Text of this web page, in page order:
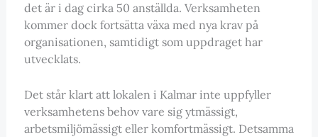
det är i dag cirka 50 anställda. Verksamheten
kommer dock fortsätta växa med nya krav på
organisationen, samtidigt som uppdraget har
utvecklats.
Det står klart att lokalen i Kalmar inte uppfyller
verksamhetens behov vare sig ytmässigt,
arbetsmiljömässigt eller komfortmässigt. Detsamma